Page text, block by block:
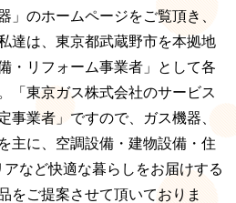
」のホームページをご覧頂き、
達は、東京都武蔵野市を本拠地
・リフォーム事業者」として各
「東京ガス株式会社のサービス
事業者」ですので、ガス機器、
主に、空調設備・建物設備・住
など快適な暮らしをお届けする
をご提案させて頂いておりま